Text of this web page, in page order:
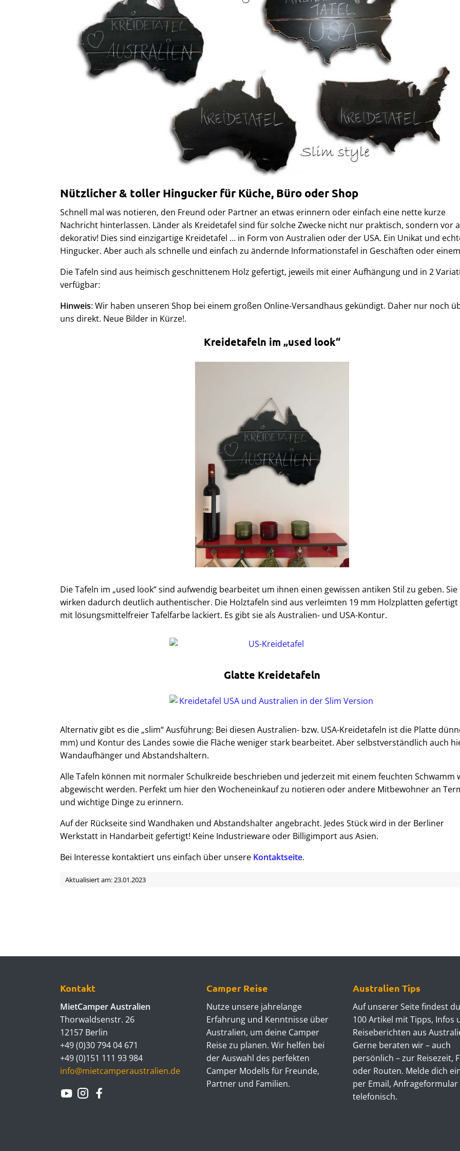
Nützlicher & toller Hingucker für Küche, Büro oder Shop
Schnell mal was notieren, den Freund oder Partner an etwas erinnern oder einfach eine nette kurze
Nachricht hinterlassen. Länder als Kreidetafel sind für solche Zwecke nicht nur praktisch, sondern vor
dekorativ! Dies sind einzigartige Kreidetafel … in Form von Australien oder der USA. Ein Unikat und
Hingucker. Aber auch als schnelle und einfach zu ändernde Informationstafel in Geschäften oder
Die Tafeln sind aus heimisch geschnittenem Holz gefertigt, jeweils mit einer Aufhängung und in 2
verfügbar:
Hinweis: Wir haben unseren Shop bei einem großen Online-Versandhaus gekündigt. Daher nur noch
uns direkt. Neue Bilder in Kürze!.
Kreidetafeln im „used look“
Die Tafeln im „used look“ sind aufwendig bearbeitet um ihnen einen gewissen antiken Stil zu geben. Sie
wirken dadurch deutlich authentischer. Die Holztafeln sind aus verleimten 19 mm Holzplatten
mit lösungsmittelfreier Tafelfarbe lackiert. Es gibt sie als Australien- und USA-Kontur.
Glatte Kreidetafeln
Alternativ gibt es die „slim“ Ausführung: Bei diesen Australien- bzw. USA-Kreidetafeln ist die Platte
mm) und Kontur des Landes sowie die Fläche weniger stark bearbeitet. Aber selbstverständlich auch
Wandaufhänger und Abstandshaltern.
Alle Tafeln können mit normaler Schulkreide beschrieben und jederzeit mit einem feuchten Schwamm
abgewischt werden. Perfekt um hier den Wocheneinkauf zu notieren oder andere Mitbewohner an
und wichtige Dinge zu erinnern.
Auf der Rückseite sind Wandhaken und Abstandshalter angebracht. Jedes Stück wird in der Berliner
Werkstatt in Handarbeit gefertigt! Keine Industrieware oder Billigimport aus Asien.
Bei Interesse kontaktiert uns einfach über unsere Kontaktseite.
Aktualisiert am: 23.01.2023
Kontakt
MietCamper Australien
Thorwaldsenstr. 26
12157 Berlin
+49 (0)30 794 04 671
+49 (0)151 111 93 984
info@mietcamperaustralien.de
Camper Reise
Nutze unsere jahrelange
Erfahrung und Kenntnisse über
Australien, um deine Camper
Reise zu planen. Wir helfen bei
der Auswahl des perfekten
Camper Modells für Freunde,
Partner und Familien.
Australien Tips
Auf unserer Seite findest
100 Artikel mit Tipps, Infos
Reiseberichten aus
Gerne beraten wir – auch
persönlich – zur Reisezeit,
oder Routen. Melde dich
per Email,
telefonisch.